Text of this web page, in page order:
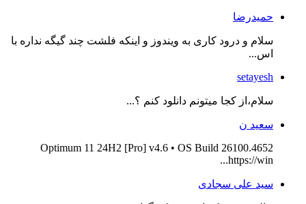
حمیدرضا
سلام و درود کاری به ویندوز و اینکه فلشت چند گیگه نداره با
اس...
setayesh
سلام،از کجا میتونم دانلود کنم ؟...
سعید ن
Optimum 11 24H2 [Pro] v4.6 • OS Build 26100.4652
https://win...
سید علی سجادی